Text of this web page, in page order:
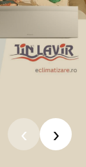
‹ ›